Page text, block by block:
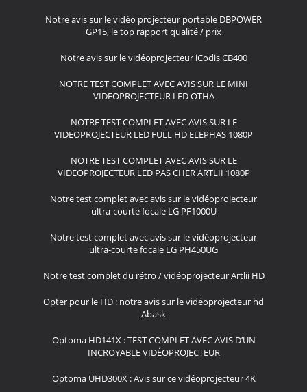
Notre avis sur le vidéo projecteur portable DBPOWER
GP15, le top rapport qualité / prix
Notre avis sur le vidéoprojecteur iCodis CB400
NOTRE TEST COMPLET AVEC AVIS SUR LE MINI
VIDEOPROJECTEUR LED OTHA
NOTRE TEST COMPLET AVEC AVIS SUR LE
VIDEOPROJECTEUR LED FULL HD ELEPHAS 1080P
NOTRE TEST COMPLET AVEC AVIS SUR LE
VIDEOPROJECTEUR LED PAS CHER ARTLII 1080P
Notre test complet avec avis sur le vidéoprojecteur
ultra-courte focale LG PF1000U
Notre test complet avec avis sur le vidéoprojecteur
ultra-courte focale LG PH450UG
Notre test complet du rétro / vidéoprojecteur Artlii HD
Opter pour le HD : notre avis sur le vidéoprojecteur hd
Abask
Optoma HD141X : TEST COMPLET AVEC AVIS D’UN
INCROYABLE VIDÉOPROJECTEUR
Optoma UHD300X : Avis sur ce vidéoprojecteur 4K